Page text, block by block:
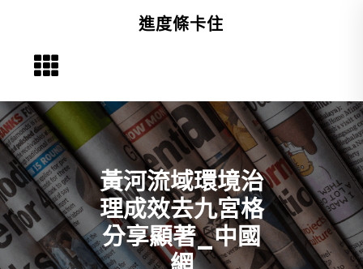
進度條卡住
黃河流域環境治
理成效去九宮格
分享顯著_中國